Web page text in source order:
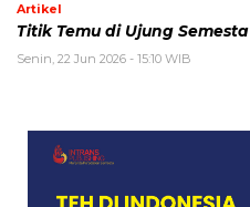
Artikel
Titik Temu di Ujung Semesta
Senin, 22 Jun 2026 - 15:10 WIB